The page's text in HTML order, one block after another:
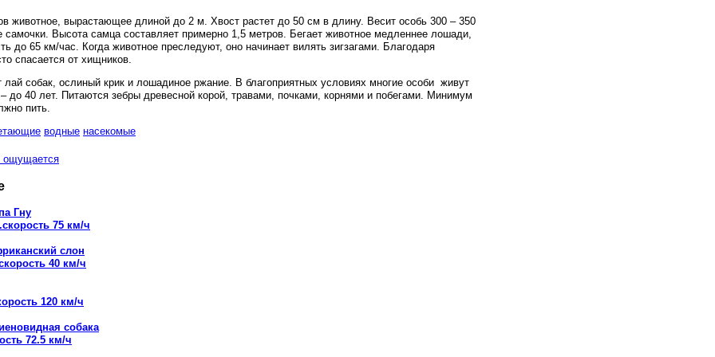
животное, вырастающее длиной до 2 м. Хвост растет до 50 см в длину. Весит особь 300 – 350
самочки. Высота самца составляет примерно 1,5 метров. Бегает животное медленнее лошади,
до 65 км/час. Когда животное преследуют, оно начинает вилять зигзагами. Благодаря
спасается от хищников.
собак, ослиный крик и лошадиное ржание. В благоприятных условиях многие особи живут
до 40 лет. Питаются зебры древесной корой, травами, почками, корнями и побегами. Минимум
пить.
водные насекомые
ощущается
Гну
75 км/ч
слон
40 км/ч
120 км/ч
собака
72.5 км/ч